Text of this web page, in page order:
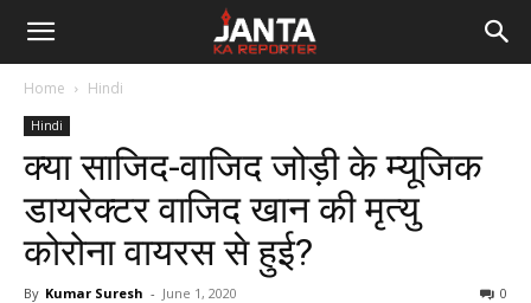
Janta
Reporter
Home Hindi
Hindi
क्या साजिद-वाजिद जोड़ी के म्यूजिक
डायरेक्टर वाजिद खान की मृत्यु
कोरोना वायरस से हुई?
By Kumar Suresh - June 1, 2020 0